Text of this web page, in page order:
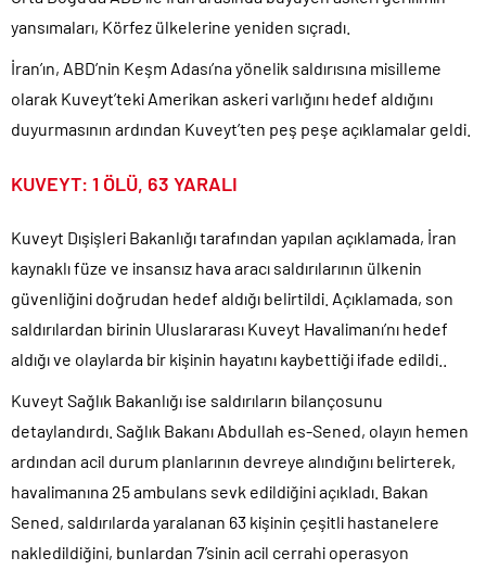
CHP Lideri Kılıçdaoğlu’ndan Terörsüz Türkiye sürecine destek
Etimesgut Belediye Başkanı Erdal Beşikçioğlu hakkında
Ekrem İmamoğlu dahil 53 ismin tutukluluğunun devamına karar
verildi..
yansımaları, Körfez ülkelerine yeniden sıçradı.
İran’ın, ABD’nin Keşm Adası’na yönelik saldırısına misilleme
olarak Kuveyt’teki Amerikan askeri varlığını hedef aldığını
duyurmasının ardından Kuveyt’ten peş peşe açıklamalar geldi.
KUVEYT: 1 ÖLÜ, 63 YARALI
Kuveyt Dışişleri Bakanlığı tarafından yapılan açıklamada, İran
kaynaklı füze ve insansız hava aracı saldırılarının ülkenin
güvenliğini doğrudan hedef aldığı belirtildi. Açıklamada, son
saldırılardan birinin Uluslararası Kuveyt Havalimanı’nı hedef
aldığı ve olaylarda bir kişinin hayatını kaybettiği ifade edildi..
Kuveyt Sağlık Bakanlığı ise saldırıların bilançosunu
detaylandırdı. Sağlık Bakanı Abdullah es-Sened, olayın hemen
ardından acil durum planlarının devreye alındığını belirterek,
havalimanına 25 ambulans sevk edildiğini açıkladı. Bakan
Sened, saldırılarda yaralanan 63 kişinin çeşitli hastanelere
nakledildiğini, bunlardan 7’sinin acil cerrahi operasyon